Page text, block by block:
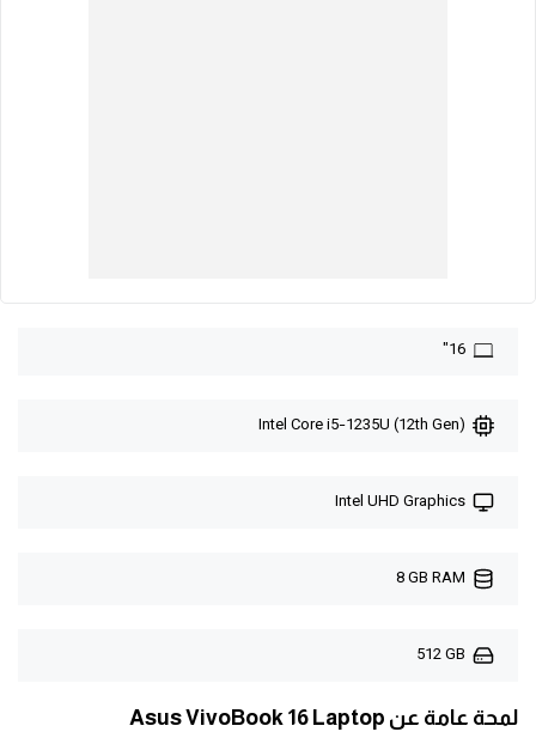
16"
Intel Core i5-1235U (12th Gen)
Intel UHD Graphics
8 GB RAM
512 GB
لمحة عامة عن Asus VivoBook 16 Laptop